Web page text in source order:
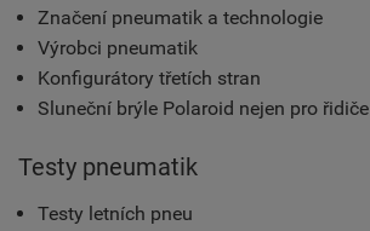
Značení pneumatik a technologie
Výrobci pneumatik
Konfigurátory třetích stran
Sluneční brýle Polaroid nejen pro řidiče
Testy pneumatik
Testy letních pneu